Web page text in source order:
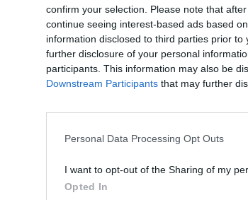
confirm your selection. Please note that
continue seeing interest-based ads based
information disclosed to third parties prior
further disclosure of your personal
participants. This information may also be
Downstream Participants that may further
Personal Data Processing Opt Outs
I want to opt-out of the Sharing of my
Opted In
Hasonló